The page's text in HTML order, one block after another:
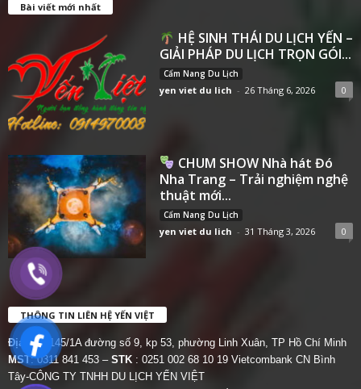
Bài viết mới nhất
HỆ SINH THÁI DU LỊCH YẾN –
GIẢI PHÁP DU LỊCH TRỌN GÓI...
Cẩm Nang Du Lịch
yen viet du lich - 26 Tháng 6, 2026 0
CHUM SHOW Nhà hát Đó
Nha Trang – Trải nghiệm nghệ
thuật mới...
Cẩm Nang Du Lịch
yen viet du lich - 31 Tháng 3, 2026 0
THÔNG TIN LIÊN HỆ YẾN VIỆT
Địa chỉ: 145/1A đường số 9, kp 53, phường Linh Xuân, TP Hồ Chí Minh
MST: 0311 841 453 – STK : 0251 002 68 10 19 Vietcombank CN Bình
Tây-CÔNG TY TNHH DU LỊCH YẾN VIỆT